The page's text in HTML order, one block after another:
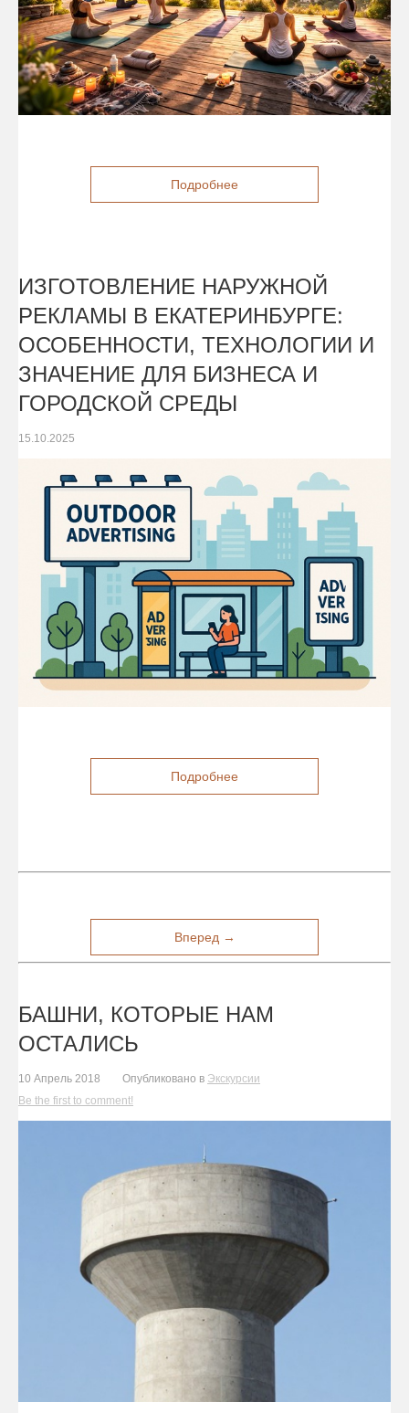
Подробнее
ИЗГОТОВЛЕНИЕ НАРУЖНОЙ
РЕКЛАМЫ В ЕКАТЕРИНБУРГЕ:
ОСОБЕННОСТИ, ТЕХНОЛОГИИ И
ЗНАЧЕНИЕ ДЛЯ БИЗНЕСА И
ГОРОДСКОЙ СРЕДЫ
15.10.2025
Подробнее
Вперед →
БАШНИ, КОТОРЫЕ НАМ
ОСТАЛИСЬ
10 Апрель 2018 Опубликовано в Экскурсии
Be the first to comment!